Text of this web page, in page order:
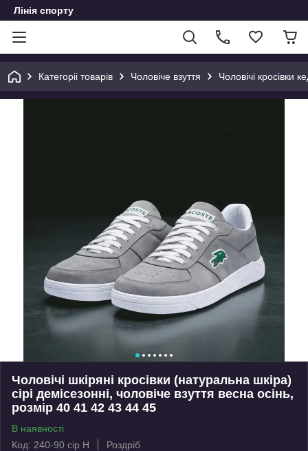
Лінія спорту
Категоріі товарів Чоловіче взуття Чоловічі кросівки
Чоловічі шкіряні кросівки (натуральна шкіра)
сірі демісезонні, чоловіче взуття весна осінь,
розмір 40 41 42 43 44 45
В наявності
Код: 240-90 сір Н
Роздріб